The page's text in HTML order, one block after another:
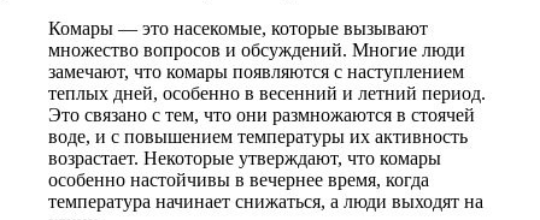
Комары — это насекомые, которые вызывают
множество вопросов и обсуждений. Многие люди
замечают, что комары появляются с наступлением
теплых дней, особенно в весенний и летний период.
Это связано с тем, что они размножаются в стоячей
воде, и с повышением температуры их активность
возрастает. Некоторые утверждают, что комары
особенно настойчивы в вечернее время, когда
температура начинает снижаться, а люди выходят на